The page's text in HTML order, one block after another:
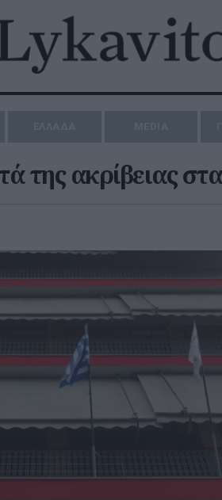
της ακρίβειας